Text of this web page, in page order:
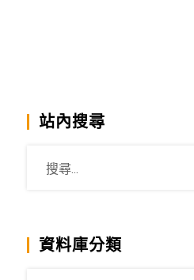
站內搜尋
資料庫分類